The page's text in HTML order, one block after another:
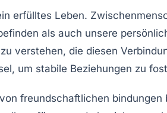
erfülltes Leben.
als auch unsere
verstehen, die diesen
um stabile Beziehungen zu